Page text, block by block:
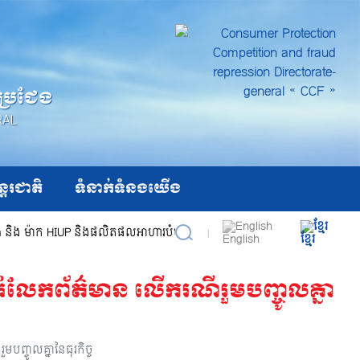
រជែង
រជាតិ ទំនាក់ទំនងយើង
HIUP និងផលិតផលអាហារបំប៉នជាច្រើនផ្សេងទៀតដែលបានរត់ពន្ធពីប្
| English ខ្មែរ
លែកព័ត៌មាន លើករណីរួមបញ្ចូលគ្នា
ញ្ចូលគ្នានៃធុរកិច្ច